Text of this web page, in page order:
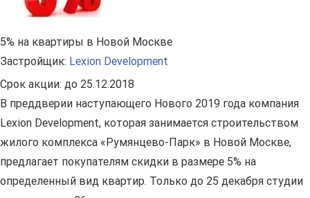
5% на квартиры в Новой Москве
Застройщик: Lexion Development
Срок акции: до 25.12.2018
В преддверии наступающего Нового 2019 года компания
Lexion Development, которая занимается строительством
жилого комплекса «Румянцево-Парк» в Новой Москве,
предлагает покупателям скидки в размере 5% на
определенный вид квартир. Только до 25 декабря студии